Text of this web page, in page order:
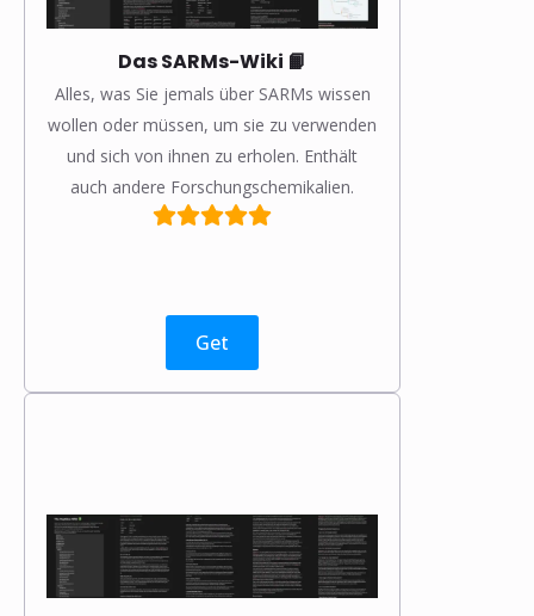
Das SARMs-Wiki 📙
Alles, was Sie jemals über SARMs wissen
wollen oder müssen, um sie zu verwenden
und sich von ihnen zu erholen. Enthält
auch andere Forschungschemikalien.
Get